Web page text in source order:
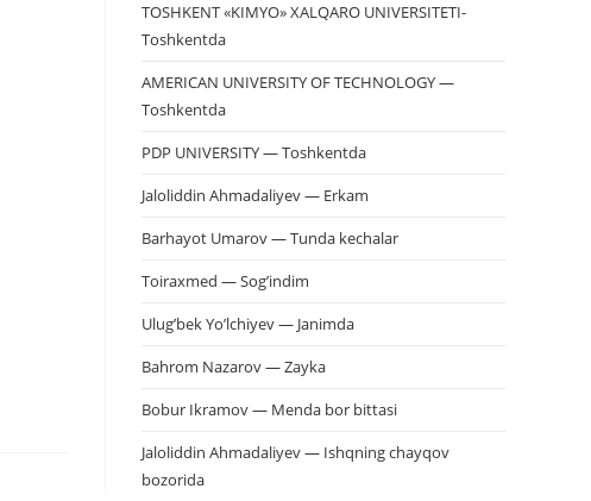
TOSHKENT «KIMYO» XALQARO UNIVERSITETI-
Toshkentda
AMERICAN UNIVERSITY OF TECHNOLOGY —
Toshkentda
PDP UNIVERSITY — Toshkentda
Jaloliddin Ahmadaliyev — Erkam
Barhayot Umarov — Tunda kechalar
Toiraxmed — Sog’indim
Ulug’bek Yo’lchiyev — Janimda
Bahrom Nazarov — Zayka
Bobur Ikramov — Menda bor bittasi
Jaloliddin Ahmadaliyev — Ishqning chayqov
bozorida